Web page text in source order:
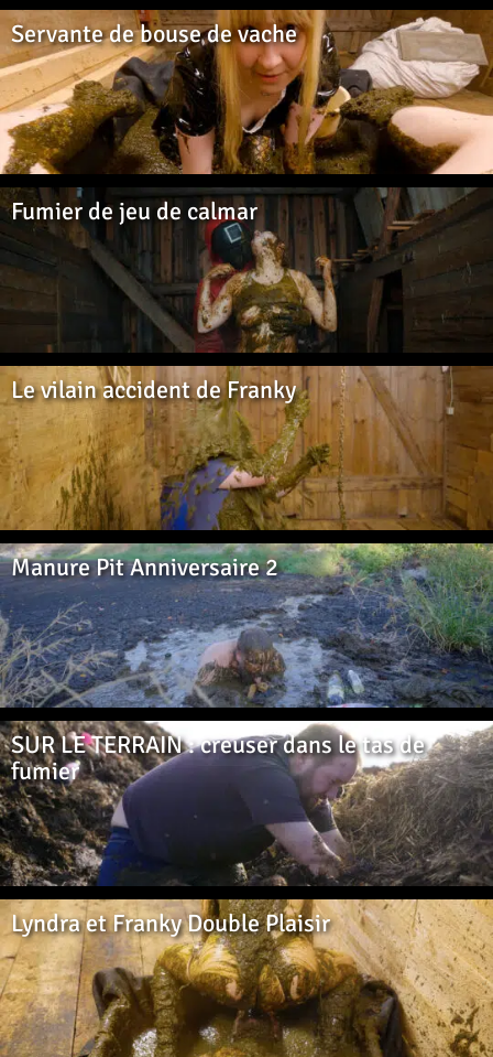
Servante de bouse de vache
Fumier de jeu de calmar
Le vilain accident de Franky
Manure Pit Anniversaire 2
SUR LE TERRAIN : creuser dans le tas de
fumier
Lyndra et Franky Double Plaisir